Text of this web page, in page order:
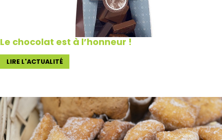
Le chocolat est à l’honneur !
LIRE L'ACTUALITÉ